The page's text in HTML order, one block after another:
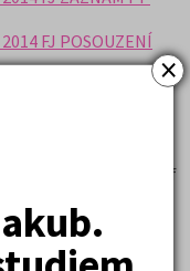
×
FJ POSOUZENÍ
(pdf
ŠJ ZÁZNAM DT
ŠJ ZÁZNAM PP